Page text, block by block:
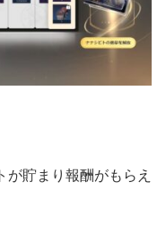
が貯まり報酬がもらえ